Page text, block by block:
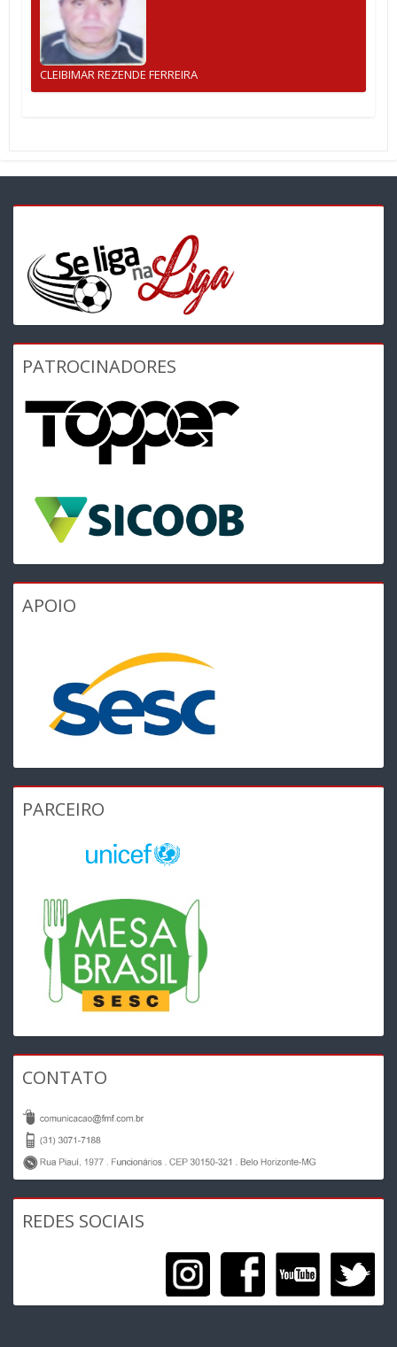
CLEIBIMAR REZENDE FERREIRA
PATROCINADORES
APOIO
PARCEIRO
CONTATO
REDES SOCIAIS